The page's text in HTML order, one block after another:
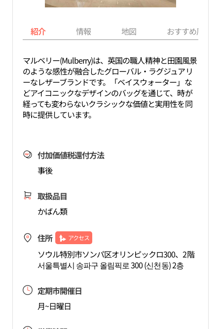
紹介 情報 地図 おすすめ周辺
マルベリー(Mulberry)は、英国の職人精神と田園風景
のような感性が融合したグローバル・ラグジュアリ
ーなレザーブランドです。「ベイスウォーター」な
どアイコニックなデザインのバッグを通じて、時が
経っても変わらないクラシックな価値と実用性を同
時に提供しています。
付加価値税還付方法
事後
取扱品目
かばん類
住所 アクセス
ソウル特別市ソンパ区オリンピックロ300、2階
서울특별시 송파구 올림픽로 300 (신천동) 2층
定期市開催日
月~日曜日